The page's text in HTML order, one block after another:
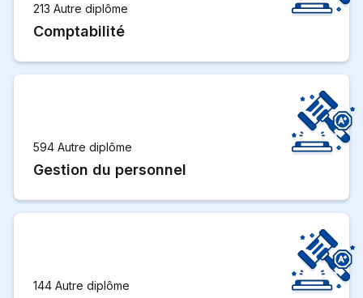
213 Autre diplôme
Comptabilité
594 Autre diplôme
Gestion du personnel
144 Autre diplôme